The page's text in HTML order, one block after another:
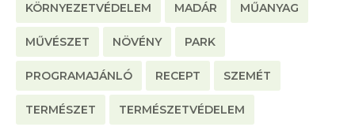
KÖRNYEZETVÉDELEM MADÁR MŰANYAG
MŰVÉSZET NÖVÉNY PARK
PROGRAMAJÁNLÓ RECEPT SZEMÉT
TERMÉSZET TERMÉSZETVÉDELEM